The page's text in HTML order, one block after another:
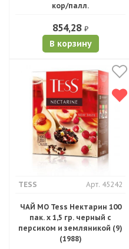
кор/палл.
854,28 ₽
В корзину
TESS Арт. 45242
ЧАЙ МО Tess Нектарин 100
пак. х 1,5 гр. черный с
персиком и земляникой (9)
(1988)